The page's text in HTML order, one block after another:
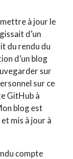
à jour le
d’un
du rendu du
d’un blog
sur
sur ce
GitHub à
blog est
mis à jour à
compte